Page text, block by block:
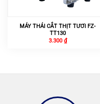
MÁY THÁI CẮT THỊT TƯƠI FZ-
TT130
3.300 ₫